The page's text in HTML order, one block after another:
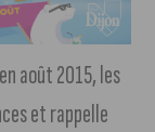
août 2015, les
et rappelle